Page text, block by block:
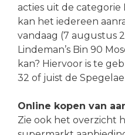
acties uit de
kan het iedereen
vandaag (7 augustus
Lindeman’s Bin 90
kan? Hiervoor is te
32 of juist de
Online kopen van
Zie ook het overzicht